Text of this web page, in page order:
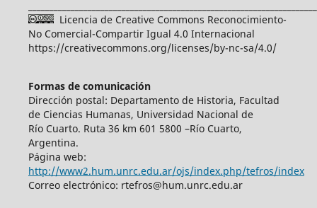
Licencia de Creative Commons Reconocimiento-
No Comercial-Compartir Igual 4.0 Internacional
https://creativecommons.org/licenses/by-nc-sa/4.0/
Formas de comunicación
Dirección postal: Departamento de Historia, Facultad
de Ciencias Humanas, Universidad Nacional de
Río Cuarto. Ruta 36 km 601 5800 –Río Cuarto,
Argentina.
Página web:
http://www2.hum.unrc.edu.ar/ojs/index.php/tefros/index
Correo electrónico: rtefros@hum.unrc.edu.ar